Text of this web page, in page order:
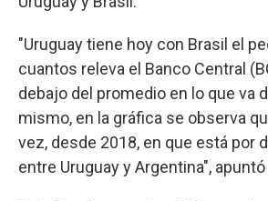
"Uruguay tiene hoy con Brasil el
cuantos releva el Banco Central
debajo del promedio en lo que va
mismo, en la gráfica se observa
vez, desde 2018, en que está por
entre Uruguay y Argentina",